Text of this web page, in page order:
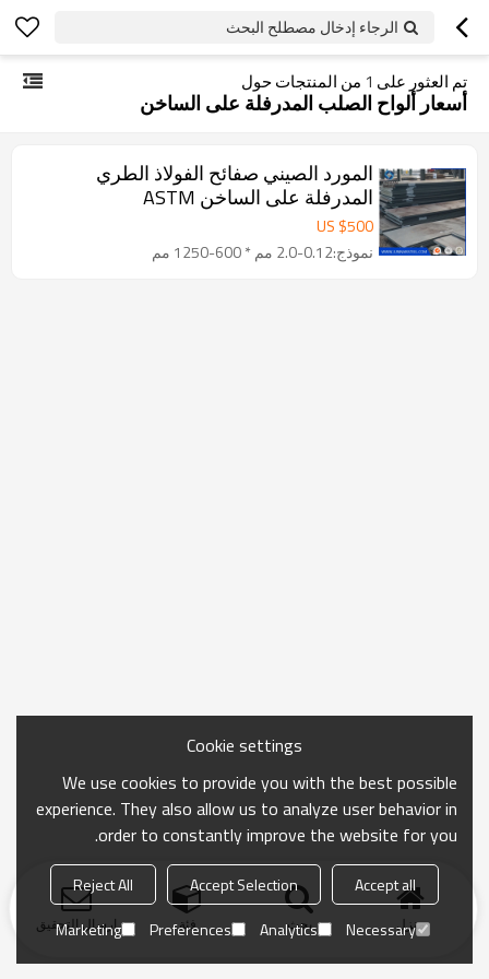
الرجاء إدخال مصطلح البحث
تم العثور على 1 من المنتجات حول
أسعار ألواح الصلب المدرفلة على الساخن
المورد الصيني صفائح الفولاذ الطري
المدرفلة على الساخن ASTM
A36/ST37/ST52 المصنوعة في الصين
US $500
نموذج:0.12-2.0 مم * 600-1250 مم
منزل بحث فئة ارسال التحقيق
Cookie settings
We use cookies to provide you with the best possible
experience. They also allow us to analyze user behavior in
order to constantly improve the website for you.
Accept all
Accept Selection
Reject All
Necessary
Analytics
Preferences
Marketing